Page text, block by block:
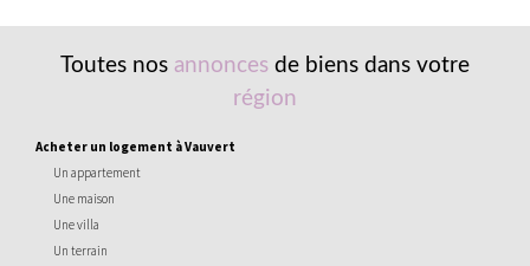
Toutes nos annonces de biens dans votre
région
acheter un logement à Vauvert
Un appartement
Une maison
Une villa
Un terrain